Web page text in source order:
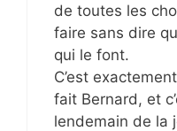
de toutes les
faire sans dire
qui le font.
C’est
fait Bernard, et
lendemain de la